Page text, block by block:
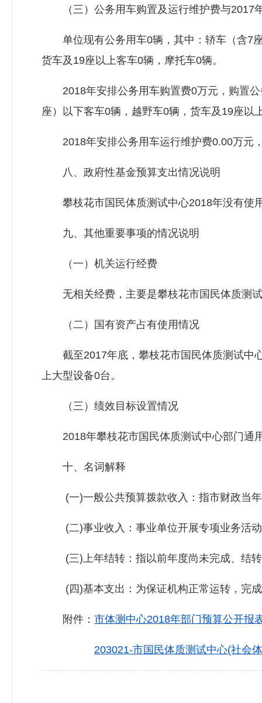
（三）公务用车购置及运行维护费与2017
单位现有公务用车0辆，其中：轿车（含7座
货车及19座以上客车0辆，摩托车0辆。
2018年安排公务用车购置费0万元，购置公
座）以下客车0辆，越野车0辆，货车及19座以
2018年安排公务用车运行维护费0.00万元，
八、政府性基金预算支出情况说明
攀枝花市国民体质测试中心2018年没有使
九、其他重要事项的情况说明
（一）机关运行经费
无相关经费，主要是攀枝花市国民体质测试
（二）国有资产占有使用情况
截至2017年底，攀枝花市国民体质测试中心
上大型设备0台。
（三）绩效目标设置情况
2018年攀枝花市国民体质测试中心部门通用
十、名词解释
(一)一般公共预算拨款收入：指市财政当年
(二)事业收入：事业单位开展专项业务活动
(三)上年结转：指以前年度尚未完成、结转
(四)基本支出：为保证机构正常运转，完成
附件： 市体测中心2018年部门预算公开报
203021-市国民体质测试中心(社会